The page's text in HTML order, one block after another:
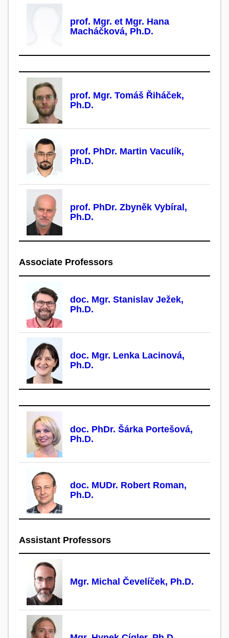
prof. Mgr. et Mgr. Hana
Macháčková, Ph.D.
prof. Mgr. Tomáš Řiháček,
Ph.D.
prof. PhDr. Martin Vaculík,
Ph.D.
prof. PhDr. Zbyněk Vybíral,
Ph.D.
Associate Professors
doc. Mgr. Stanislav Ježek,
Ph.D.
doc. Mgr. Lenka Lacinová,
Ph.D.
doc. PhDr. Šárka Portešová,
Ph.D.
doc. MUDr. Robert Roman,
Ph.D.
Assistant Professors
Mgr. Michal Čevelíček, Ph.D.